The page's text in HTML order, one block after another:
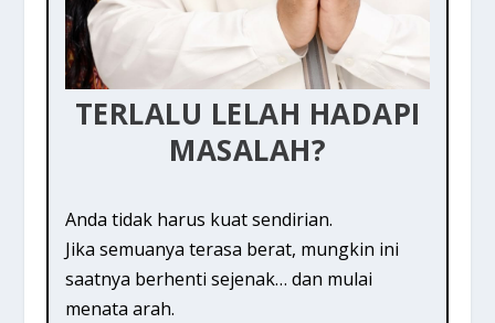
TERLALU LELAH HADAPI
MASALAH?
Anda tidak harus kuat sendirian.
Jika semuanya terasa berat, mungkin ini
saatnya berhenti sejenak… dan mulai
menata arah.